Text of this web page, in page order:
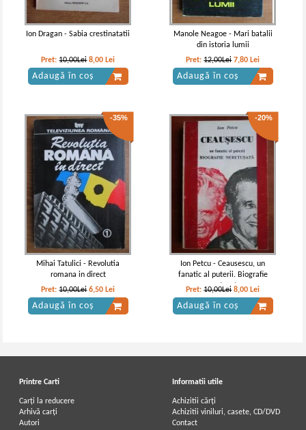
Ion Dragan - Sabia crestinatatii
Pret:10,00Lei 8,00 Lei
Adaugă în coș
Manole Neagoe - Mari batalii
din istoria lumii
Pret:12,00Lei 7,80 Lei
Adaugă în coș
-35%
Mihai Tatulici - Revolutia
romana in direct
Pret:10,00Lei 6,50 Lei
Adaugă în coș
-20%
Ion Petcu - Ceausescu, un
fanatic al puterii. Biografie
neretusata
Pret:10,00Lei 8,00 Lei
Adaugă în coș
Printre Carti
Carți la reducere
Arhivă carți
Autori
Informatii utile
Achizitii cărți
Achizitii viniluri, casete, CD/DVD
Contact